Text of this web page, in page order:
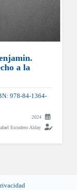
a la
978-84-1364-
2024
Escudero Alday